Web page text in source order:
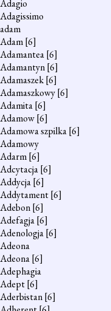
Adagio
Adagissimo
adam
Adam[6]
Adamantea[6]
Adamantyn[6]
Adamaszek[6]
Adamaszkowy[6]
Adamita[6]
Adamow[6]
Adamowa szpilka[6]
Adamowy
Adarm[6]
Adcytacja[6]
Addycja[6]
Addytament[6]
Adebon[6]
Adefagja[6]
Adenologja[6]
Adeona
Adeona[6]
Adephagia
Adept[6]
Aderbistan[6]